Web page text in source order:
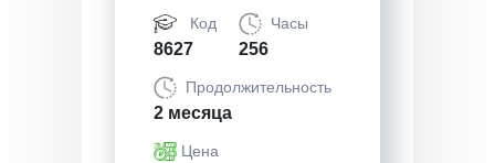
Код
8627
Часы
256
Продолжительность
2 месяца
Цена